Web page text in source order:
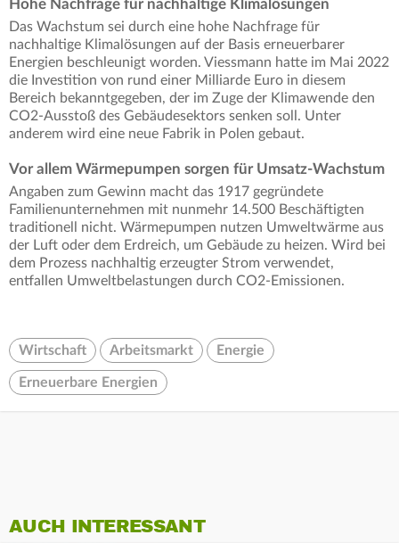
Hohe Nachfrage für nachhaltige Klimalösungen
Das Wachstum sei durch eine hohe Nachfrage für
nachhaltige Klimalösungen auf der Basis erneuerbarer
Energien beschleunigt worden. Viessmann hatte im Mai 2022
die Investition von rund einer Milliarde Euro in diesem
Bereich bekanntgegeben, der im Zuge der Klimawende den
CO2-Ausstoß des Gebäudesektors senken soll. Unter
anderem wird eine neue Fabrik in Polen gebaut.
Vor allem Wärmepumpen sorgen für Umsatz-Wachstum
Angaben zum Gewinn macht das 1917 gegründete
Familienunternehmen mit nunmehr 14.500 Beschäftigten
traditionell nicht. Wärmepumpen nutzen Umweltwärme aus
der Luft oder dem Erdreich, um Gebäude zu heizen. Wird bei
dem Prozess nachhaltig erzeugter Strom verwendet,
entfallen Umweltbelastungen durch CO2-Emissionen.
Wirtschaft Arbeitsmarkt Energie
Erneuerbare Energien
AUCH INTERESSANT